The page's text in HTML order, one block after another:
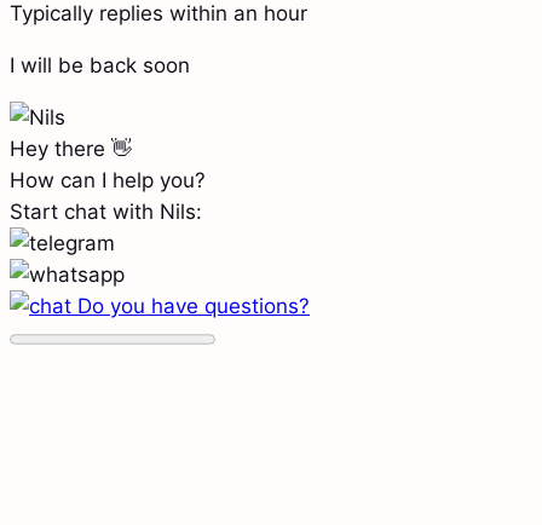
Typically replies within an hour
I will be back soon
Hey there 👋
How can I help you?
Start chat with Nils:
Do you have questions?